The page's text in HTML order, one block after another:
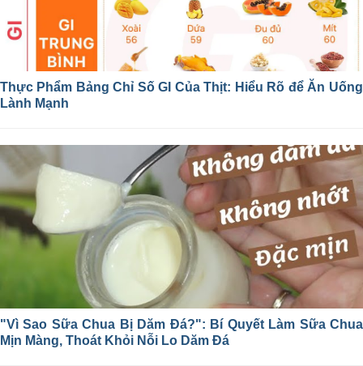
Thực Phẩm Bảng Chỉ Số GI Của Thịt: Hiểu Rõ để Ăn Uống
Lành Mạnh
"Vì Sao Sữa Chua Bị Dăm Đá?": Bí Quyết Làm Sữa Chua
Mịn Màng, Thoát Khỏi Nỗi Lo Dăm Đá